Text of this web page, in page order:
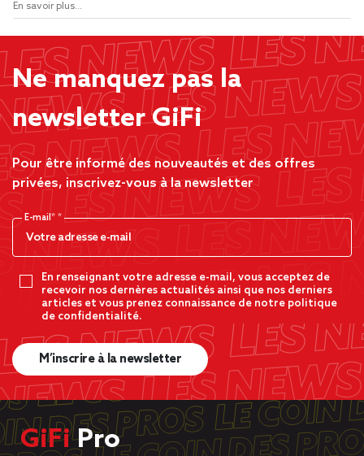
En savoir plus...
Ne manquez pas la
newsletter GiFi
Pour être informé des nouveautés et des offres
privées, inscrivez-vous à la newsletter
E-mail*
En renseignant votre adresse e-mail, vous acceptez de
recevoir nos dernères actualités ainsi que nos derniers
articles et vous prenez connaissance de notre politique
de confidentialité.
M’inscrire à la newsletter
GiFiPro